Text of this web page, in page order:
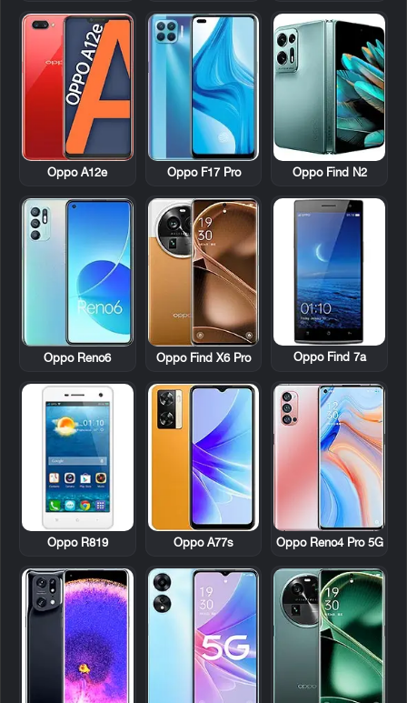
Oppo Find N2
Oppo F17 Pro
Oppo A12e
Oppo Find 7a
Oppo Find X6 Pro
Oppo Reno6
Oppo Reno4 Pro 5G
Oppo A77s
Oppo R819